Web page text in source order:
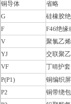
铜导体
省略
G
硅橡胶
F
F46绝缘
V
聚氯乙
YJ
交联聚
VF
丁晴护套
P(P1)
铜编织
P2
铜带绕